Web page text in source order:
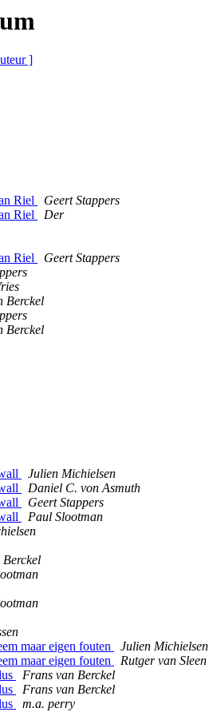
]
Riel
Geert Stappers
Riel
Der
Riel
Geert Stappers
Berckel
Berckel
Julien Michielsen
Daniel C. von Asmuth
Geert Stappers
Paul Slootman
maar eigen fouten
Julien Michielsen
maar eigen fouten
Rutger van Sleen
Frans van Berckel
Frans van Berckel
m.a. perry